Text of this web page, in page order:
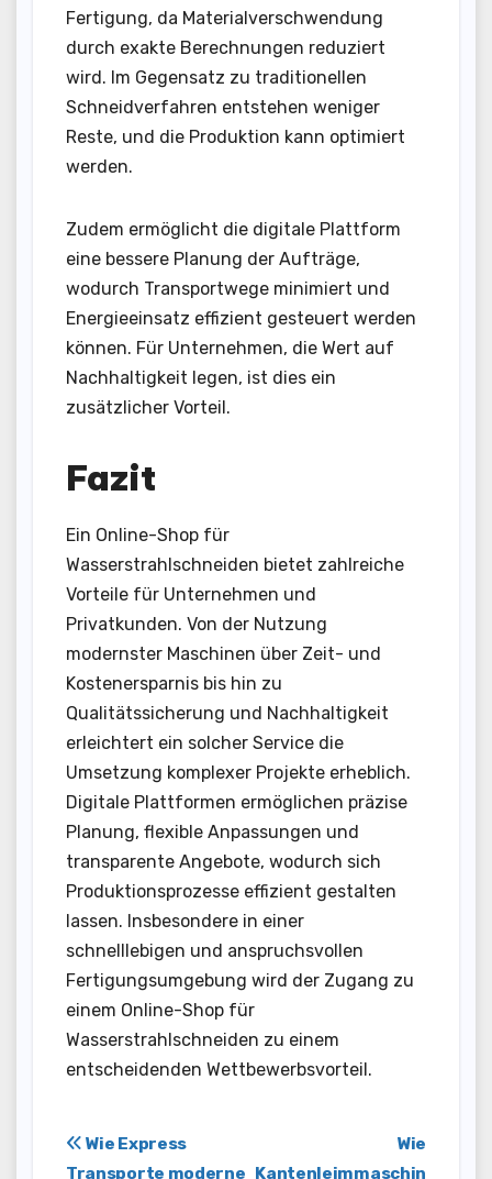
Fertigung, da Materialverschwendung
durch exakte Berechnungen reduziert
wird. Im Gegensatz zu traditionellen
Schneidverfahren entstehen weniger
Reste, und die Produktion kann optimiert
werden.
Zudem ermöglicht die digitale Plattform
eine bessere Planung der Aufträge,
wodurch Transportwege minimiert und
Energieeinsatz effizient gesteuert werden
können. Für Unternehmen, die Wert auf
Nachhaltigkeit legen, ist dies ein
zusätzlicher Vorteil.
Fazit
Ein Online-Shop für
Wasserstrahlschneiden bietet zahlreiche
Vorteile für Unternehmen und
Privatkunden. Von der Nutzung
modernster Maschinen über Zeit- und
Kostenersparnis bis hin zu
Qualitätssicherung und Nachhaltigkeit
erleichtert ein solcher Service die
Umsetzung komplexer Projekte erheblich.
Digitale Plattformen ermöglichen präzise
Planung, flexible Anpassungen und
transparente Angebote, wodurch sich
Produktionsprozesse effizient gestalten
lassen. Insbesondere in einer
schnelllebigen und anspruchsvollen
Fertigungsumgebung wird der Zugang zu
einem Online-Shop für
Wasserstrahlschneiden zu einem
entscheidenden Wettbewerbsvorteil.
Post
Wie
Kantenleimmaschin
Wie Express
Transporte moderne